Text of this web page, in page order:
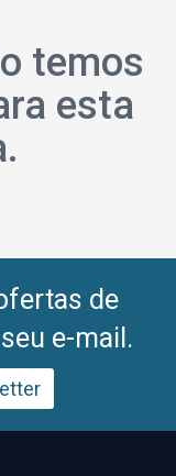
temos
esta
de
e-mail.